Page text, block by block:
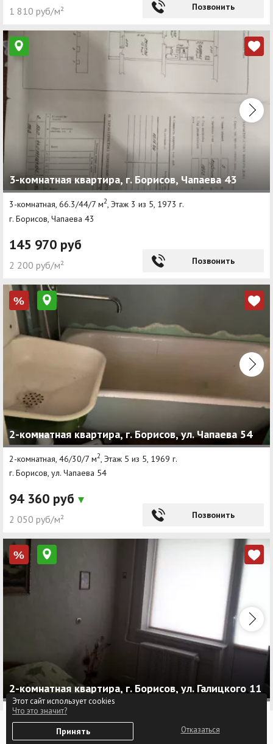
1 810 руб/м² Позвонить
3-комнатная квартира, г. Борисов, Чапаева 43
3-комнатная, 66.3/44/7 м2, Этаж 3 из 5, 1973 г.
г. Борисов, Чапаева 43
145 970 руб
2 200 руб/м² Позвонить
%
2-комнатная квартира, г. Борисов, ул. Чапаева 54
2-комнатная, 46/30/7 м2 , Этаж 5 из 5, 1969 г.
г. Борисов, ул. Чапаева 54
94 360 руб
2 050 руб/м² Позвонить
%
2-комнатная квартира, г. Борисов, ул. Галицкого 11
2-комнатная, 50.1/29.09/8.8 м
г. Борисов, ул. Галицкого 11
Избранное Войти
Этот сайт использует cookies
Что это значит?
Принять Отказаться